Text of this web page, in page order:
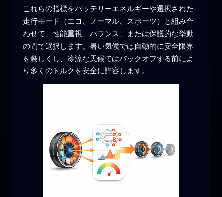
これらの指標をバッテリーエネルギーや選択された
走行モード（エコ、ノーマル、スポーツ）と組み合
わせて、性能重視、バランス、または保護的な挙動
の間で選択します。暑い気候では自動的に安全限界
を厳しくし、冷涼な天候ではバックオフする前によ
り多くのトルクを安全に許容します。